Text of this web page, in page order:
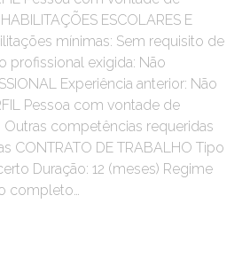
ESCOLARES E
mínimas: Sem requisito de
profissional exigida: Não
Experiência anterior: Não
Pessoa com vontade de
competências requeridas
CONTRATO DE TRABALHO Tipo
Duração: 12 (meses) Regime
completo…